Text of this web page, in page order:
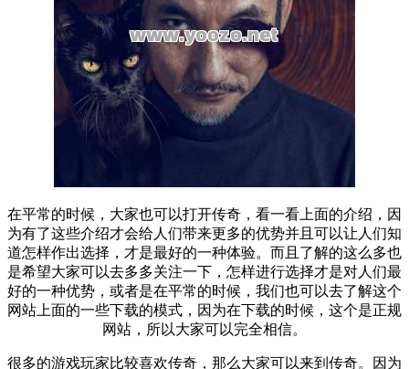
在平常的时候，大家也可以打开传奇 ，看一看上面的介绍，因
为有了这些介绍才会给人们带来更多的优势并且可以让人们知
道怎样作出选择，才是最好的一种体验。而且了解的这么多也
是希望大家可以去多多关注一下，怎样进行选择才是对人们最
好的一种优势，或者是在平常的时候，我们也可以去了解这个
网站上面的一些下载的模式，因为在下载的时候，这个是正规
网站，所以大家可以完全相信。
很多的游戏玩家比较喜欢传奇，那么大家可以来到 传奇。因为